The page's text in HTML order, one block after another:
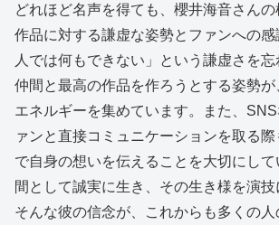
どれほど名声を得ても、櫻井海音さんの
作品に対する謙虚な姿勢とファンへの
人では何もできない」という謙虚さを
仲間と最高の作品を作ろうとする姿勢
エネルギーを集めています。また、
ァンと直接コミュニケーションを取る
で自身の想いを伝えることを大切にして
間として誠実に生き、その生き様を演技
そんな彼の信念が、これからも多くの